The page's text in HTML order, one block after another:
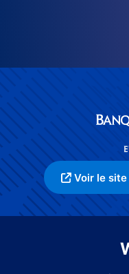
Voir le site